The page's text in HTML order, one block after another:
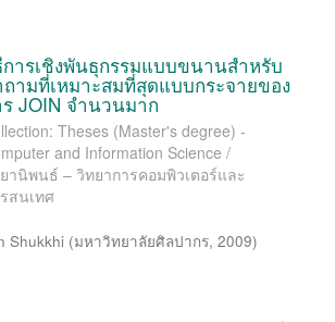
ารเชิงพันธุกรรมแบบขนานสำหรับ
ามที่เหมาะสมที่สุดแบบกระจายของ
JOIN จำนวนมาก
Theses (Master's degree) -
and Information Science /
านิพนธ์ – วิทยาการคอมพิวเตอร์และ
สนเทศ
Shukkhi (มหาวิทยาลัยศิลปากร, 2009)